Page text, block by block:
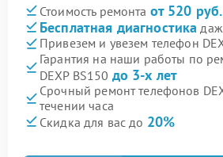
Стоимость ремонта от 520 руб.
Бесплатная диагностика
Привезем и увезем телефон
Гарантия на наши работы по
DEXP BS150 до 3-х лет
Срочный ремонт телефонов
течении часа
Скидка для вас до 20%